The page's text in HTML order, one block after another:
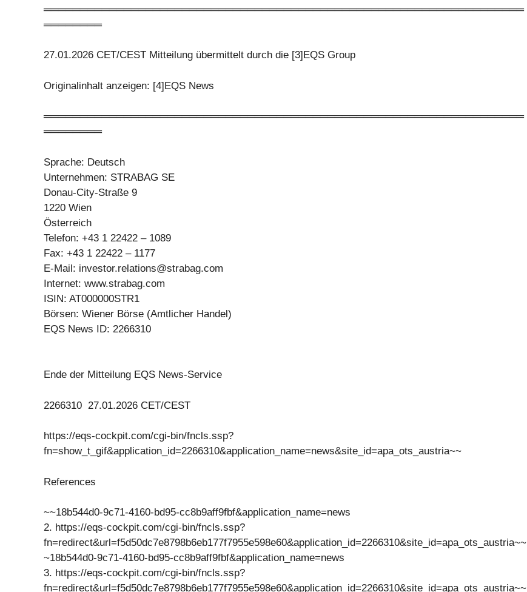
══════════════════════════════════════════════════════════════════
════════
27.01.2026 CET/CEST Mitteilung übermittelt durch die [3]EQS Group
Originalinhalt anzeigen: [4]EQS News
══════════════════════════════════════════════════════════════════
════════
Sprache: Deutsch
Unternehmen: STRABAG SE
Donau-City-Straße 9
1220 Wien
Österreich
Telefon: +43 1 22422 – 1089
Fax: +43 1 22422 – 1177
E-Mail: investor.relations@strabag.com
Internet: www.strabag.com
ISIN: AT000000STR1
Börsen: Wiener Börse (Amtlicher Handel)
EQS News ID: 2266310
Ende der Mitteilung EQS News-Service
2266310 27.01.2026 CET/CEST
https://eqs-cockpit.com/cgi-bin/fncls.ssp?
fn=show_t_gif&application_id=2266310&application_name=news&site_id=apa_ots_austria~~
References
~~18b544d0-9c71-4160-bd95-cc8b9aff9fbf&application_name=news
2. https://eqs-cockpit.com/cgi-bin/fncls.ssp?
fn=redirect&url=f5d50dc7e8798b6eb177f7955e598e60&application_id=2266310&site_id=apa_ots_austria~~
~18b544d0-9c71-4160-bd95-cc8b9aff9fbf&application_name=news
3. https://eqs-cockpit.com/cgi-bin/fncls.ssp?
fn=redirect&url=f5d50dc7e8798b6eb177f7955e598e60&application_id=2266310&site_id=apa_ots_austria~~